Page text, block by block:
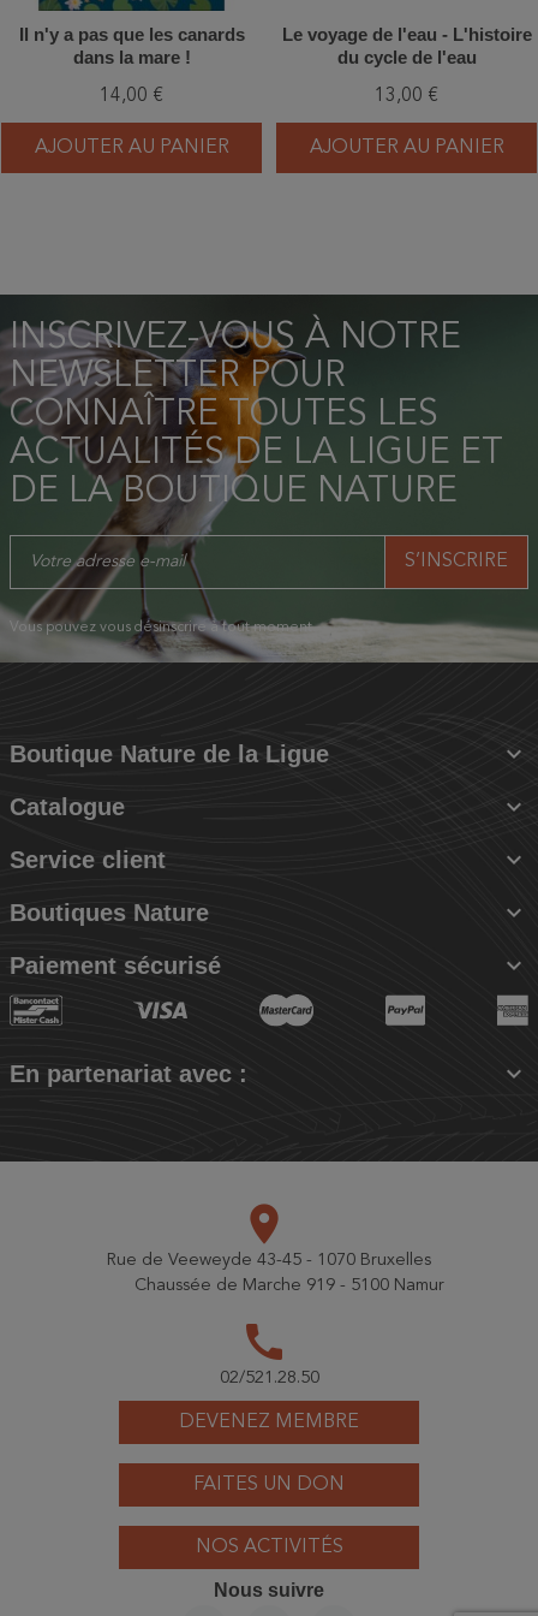
Il n'y a pas que les canards
dans la mare !
14,00 €
AJOUTER AU PANIER
Le voyage de l'eau - L'histoire
du cycle de l'eau
13,00 €
AJOUTER AU PANIER
INSCRIVEZ-VOUS À NOTRE
NEWSLETTER POUR
CONNAÎTRE TOUTES LES
ACTUALITÉS DE LA LIGUE ET
DE LA BOUTIQUE NATURE
Vous pouvez vous désinscrire à tout moment.
Boutique Nature de la Ligue 
Catalogue 
Service client 
Boutiques Nature 
Paiement sécurisé 
En partenariat avec : 
DEVENEZ MEMBRE
FAITES UN DON
NOS ACTIVITÉS
place
Rue de Veeweyde 43-45 - 1070 Bruxelles
Chaussée de Marche 919 - 5100 Namur
call
02/521.28.50
Nous suivre